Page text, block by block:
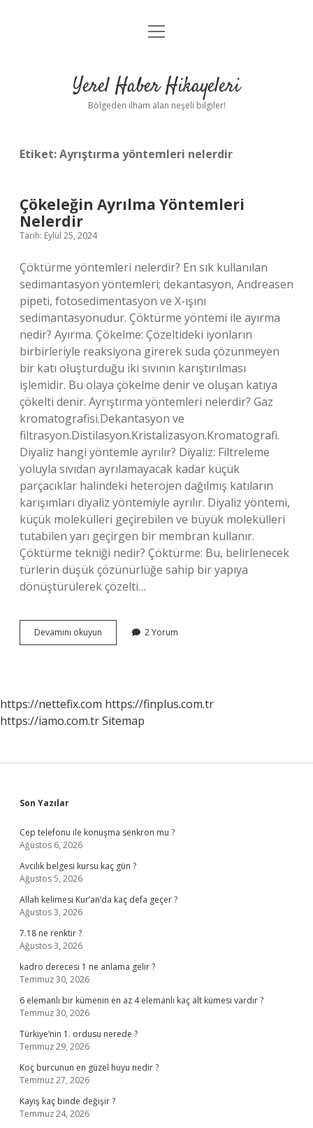
Anasayfa
Yasal Uyarı
menüyü
Yerel Haber Hikayeleri
Bölgeden ilham alan neşeli bilgiler!
Etiket:Ayrıştırma yöntemleri nelerdir
Çökeleğin Ayrılma Yöntemleri
Nelerdir
Tarih: Eylül 25, 2024
Çöktürme yöntemleri nelerdir? En sık kullanılan
sedimantasyon yöntemleri; dekantasyon, Andreasen
pipeti, fotosedimentasyon ve X-ışını
sedimantasyonudur. Çöktürme yöntemi ile ayırma
nedir? Ayırma. Çökelme: Çözeltideki iyonların
birbirleriyle reaksiyona girerek suda çözünmeyen
bir katı oluşturduğu iki sıvının karıştırılması
işlemidir. Bu olaya çökelme denir ve oluşan katıya
çökelti denir. Ayrıştırma yöntemleri nelerdir? Gaz
kromatografisi.Dekantasyon ve
filtrasyon.Distilasyon.Kristalizasyon.Kromatografi.
Diyaliz hangi yöntemle ayrılır? Diyaliz: Filtreleme
yoluyla sıvıdan ayrılamayacak kadar küçük
parçacıklar halindeki heterojen dağılmış katıların
karışımları diyaliz yöntemiyle ayrılır. Diyaliz yöntemi,
küçük molekülleri geçirebilen ve büyük molekülleri
tutabilen yarı geçirgen bir membran kullanır.
Çöktürme tekniği nedir? Çöktürme: Bu, belirlenecek
türlerin düşük çözünürlüğe sahip bir yapıya
dönüştürülerek çözelti…
Devamını okuyun Çökeleğin
Ayrılma
2 Yorum
https://nettefix.com https://finplus.com.tr
https://iamo.com.trSitemap
Sidebar
Son Yazılar
Cep telefonu ile konuşma senkron mu ?
Ağustos 6, 2026
Avcılık belgesi kursu kaç gün ?
Ağustos 5, 2026
Allah kelimesi Kur’an’da kaç defa geçer ?
Ağustos 3, 2026
7.18 ne renktir ?
Ağustos 3, 2026
kadro derecesi 1 ne anlama gelir ?
Temmuz 30, 2026
6 elemanlı bir kümenin en az 4 elemanlı kaç alt kümesi vardır ?
Temmuz 30, 2026
Türkiye’nin 1. ordusu nerede ?
Temmuz 29, 2026
Koç burcunun en güzel huyu nedir ?
Temmuz 27, 2026
Kayış kaç binde değişir ?
Temmuz 24, 2026